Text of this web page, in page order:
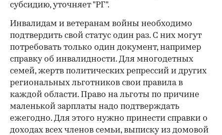
субсидию, уточняет "РГ".
Инвалидам и ветеранам войны необходимо
подтвердить свой статус один раз. С них могут
потребовать только один документ, например
справку об инвалидности. Для многодетных
семей, жертв политических репрессий и других
региональных льготников свои правила в
каждой области. Право на льготы по причине
маленькой зарплаты надо подтверждать
ежегодно. Для этого нужно принести справки о
доходах всех членов семьи, выписку из домовой